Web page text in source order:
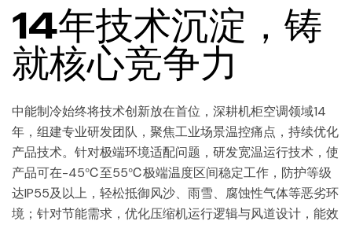
14年技术沉淀，铸
就核心竞争力
中能制冷始终将技术创新放在首位，深耕机柜空调领域14
年，组建专业研发团队，聚焦工业场景温控痛点，持续优化
产品技术。针对极端环境适配问题，研发宽温运行技术，使
产品可在-45℃至55℃极端温度区间稳定工作，防护等级
达IP55及以上，轻松抵御风沙、雨雪、腐蚀性气体等恶劣环
境；针对节能需求，优化压缩机运行逻辑与风道设计，能效